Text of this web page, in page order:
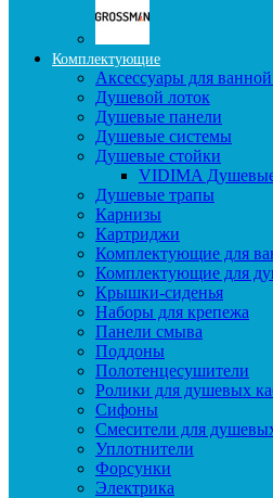
Комплектующие
Аксессуары для
Душевой лоток
Душевые панели
Душевые системы
Душевые стойки
VIDIMA
Душевые трапы
Карнизы
Картриджи
Комплектующие для
Комплектующие для
Крышки-сиденья
Наборы для крепежа
Панели смыва
Поддоны
Полотенцесушители
Ролики для душевых
Сифоны
Смесители для
Уплотнители
Форсунки
Электрика